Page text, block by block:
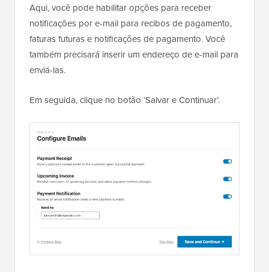
Aqui, você pode habilitar opções para receber
notificações por e-mail para recibos de pagamento,
faturas futuras e notificações de pagamento. Você
também precisará inserir um endereço de e-mail para
enviá-las.
Em seguida, clique no botão ‘Salvar e Continuar’.